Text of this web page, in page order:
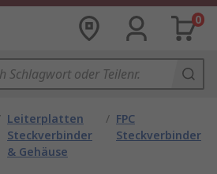
0
Leiterplatten
Steckverbinder
& Gehäuse
/ FPC
Steckverbinder